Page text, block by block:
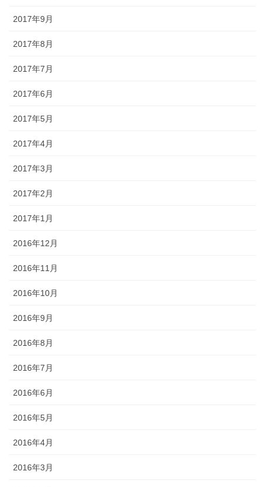
2017年9月
2017年8月
2017年7月
2017年6月
2017年5月
2017年4月
2017年3月
2017年2月
2017年1月
2016年12月
2016年11月
2016年10月
2016年9月
2016年8月
2016年7月
2016年6月
2016年5月
2016年4月
2016年3月